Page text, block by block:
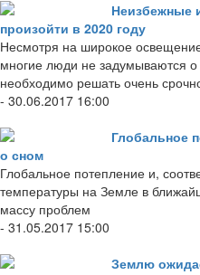
Неизбежные
произойти в 2020 году
Несмотря на широкое
многие люди не задумываются
необходимо решать очень
- 30.06.2017 16:00
Глобальное
о сном
Глобальное потепление и,
температуры на Земле в
массу проблем
- 31.05.2017 15:00
Землю